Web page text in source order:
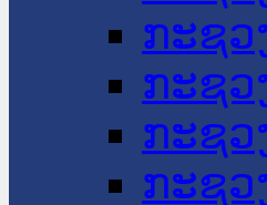
ກະຊວ
ກະຊວ
ກະຊວ
ກະຊວ